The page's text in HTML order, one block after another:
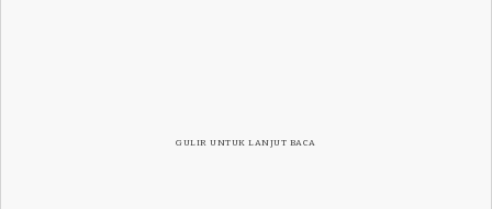
GULIR UNTUK LANJUT BACA